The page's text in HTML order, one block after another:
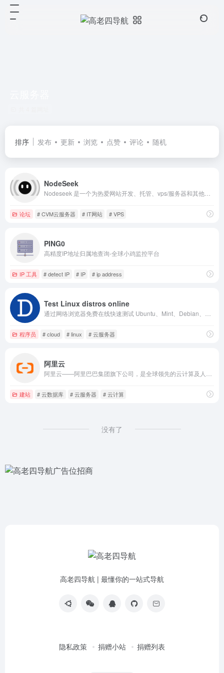
排序 发布 更新 浏览 点赞 评论 随机
NodeSeek
论坛 # CVM云服务器 # IT网站 # VPS
PING0
高精度IP地址归属地查询-全球小鸡监控平台
IP 工具 # detect IP # IP # ip address
Test Linux distros online
程序员 # cloud # linux # 云服务器
阿里云
建站 # 云数据库 # 云服务器 # 云计算
没有了
高老四导航 | 最懂你的一站式导航
隐私政策 捐赠小站 捐赠列表